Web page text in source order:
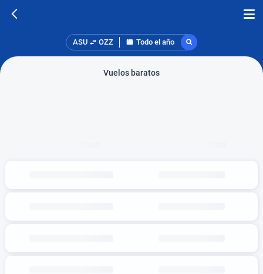
ASU OZZ Todo el año
Vuelos baratos